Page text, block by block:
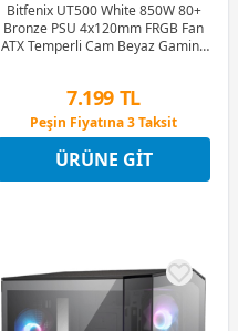
Bitfenix UT500 White 850W 80+
Bronze PSU 4x120mm FRGB Fan
ATX Temperli Cam Beyaz Gaming
7.199 TL
Peşin Fiyatına 3 Taksit
12 Ay x 847 TL taksitle
Peşin Fiyatına 3 Taksit
ÜRÜNE GIT